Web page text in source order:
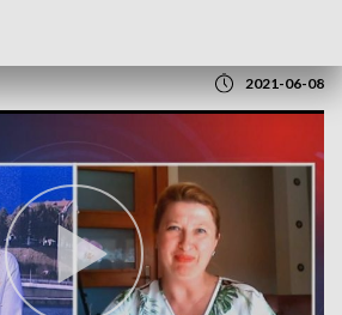
2021-06-08